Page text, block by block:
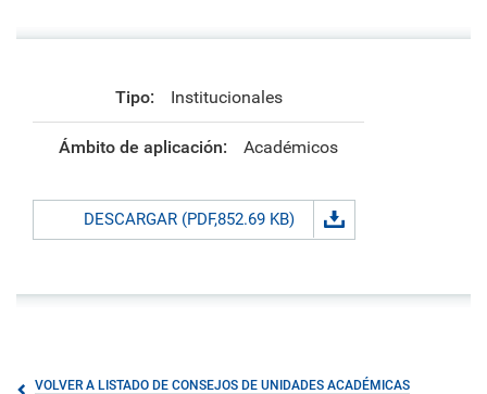
Tipo: Institucionales
Ámbito de aplicación: Académicos
DESCARGAR (PDF,852.69 KB)
VOLVER A LISTADO DE CONSEJOS DE UNIDADES ACADÉMICAS